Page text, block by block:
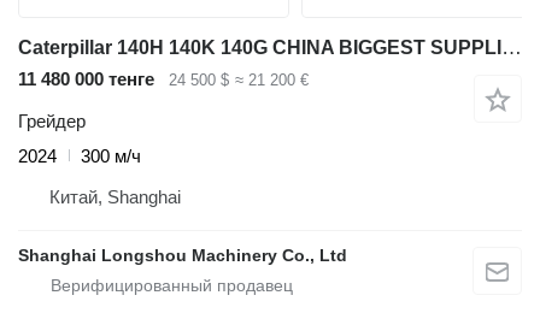
Caterpillar 140H 140K 140G CHINA BIGGEST SUPPLIER
11 480 000 тенге 24 500 $ ≈ 21 200 €
Грейдер
2024
300 м/ч
Китай, Shanghai
Shanghai Longshou Machinery Co., Ltd